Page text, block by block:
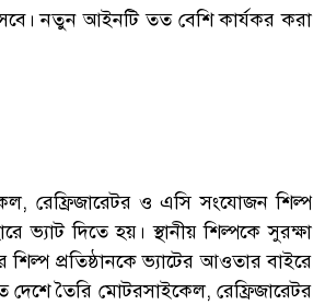
নতুন আইনটি তত বেশি কার্যকর করা
রেফ্রিজারেটর ও এসি সংযোজন শিল্প
ভ্যাট দিতে হয়। স্থানীয় শিল্পকে সুরক্ষা
প্রতিষ্ঠানকে ভ্যাটের আওতার বাইরে
দেশে তৈরি মোটরসাইকেল, রেফ্রিজারেটর